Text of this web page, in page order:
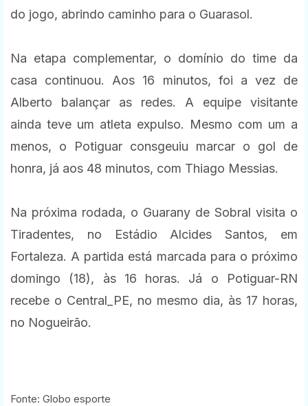
do jogo, abrindo caminho para o Guarasol.
Na etapa complementar, o domínio do time da
casa continuou. Aos 16 minutos, foi a vez de
Alberto balançar as redes. A equipe visitante
ainda teve um atleta expulso. Mesmo com um a
menos, o Potiguar consgeuiu marcar o gol de
honra, já aos 48 minutos, com Thiago Messias.
Na próxima rodada, o Guarany de Sobral visita o
Tiradentes, no Estádio Alcides Santos, em
Fortaleza. A partida está marcada para o próximo
domingo (18), às 16 horas. Já o Potiguar-RN
recebe o Central_PE, no mesmo dia, às 17 horas,
no Nogueirão.
Fonte: Globo esporte